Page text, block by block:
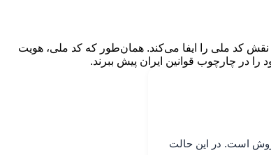
نقش کد ملی را ایفا می‌کند. همان‌طور که کد ملی، هویت
را در چارچوب قوانین ایران پیش ببرند.
روش است. در این حالت